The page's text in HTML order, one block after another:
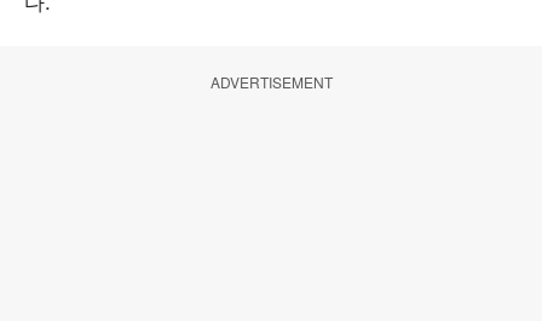
ADVERTISEMENT